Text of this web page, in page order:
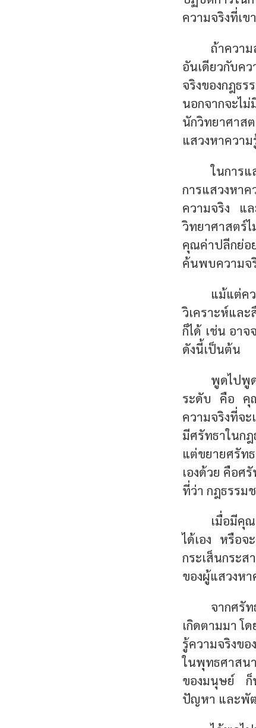
ความจริงที่เ
ถ้าควา
อันเดียวกับค
จริงของกฎธ
นอกจากจะไ
นักวิทยาศา
แสวงหาความ
ในการ
การแสวงหา
ความจริง แ
วิทยาศาสตร์
คุณค่าปลีกย่อ
ค้นพบความจ
แม้แต่ค
วิเคราะห์แล
ก็ได้ เช่น อา
ดังนี้เป็นต้น
พูดไปพู
ระดับ คือ คุณ
ความจริงที่จ
มีศรัทธาในก
แต่ขยายศรัท
เองด้วย คือศ
ที่ว่า กฎธรรม
เมื่อมีคุ
ได้เอง หรือจ
กระเส็นกระ
ของผู้แสวงห
จากศรั
เกิดตามมา โ
รู้ความจริงข
ในพุทธศาสน
ของมนุษย์ ก็
ปัญหา และพั